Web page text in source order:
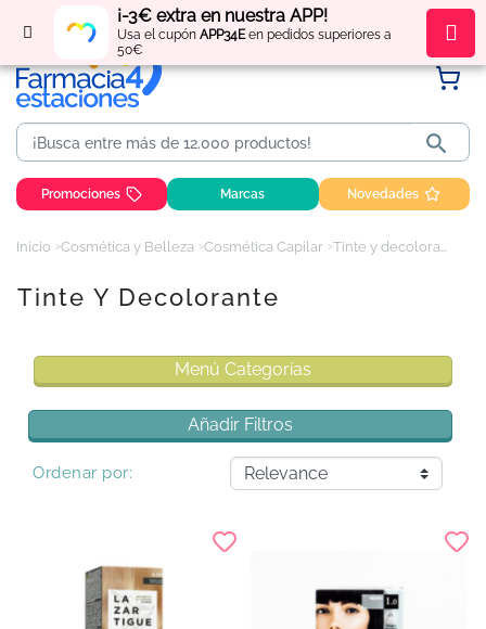
¡-3€ extra en nuestra APP!
Usa el cupón APP34Een pedidos superiores a
50€
Regístratey obténpuntos por tus compras

Promociones Marcas Novedades
Inicio Cosmética y Belleza Cosmética Capilar Tinte y decolorante
Tinte Y Decolorante
Menú Categorías
Añadir Filtros
Ordenar por: